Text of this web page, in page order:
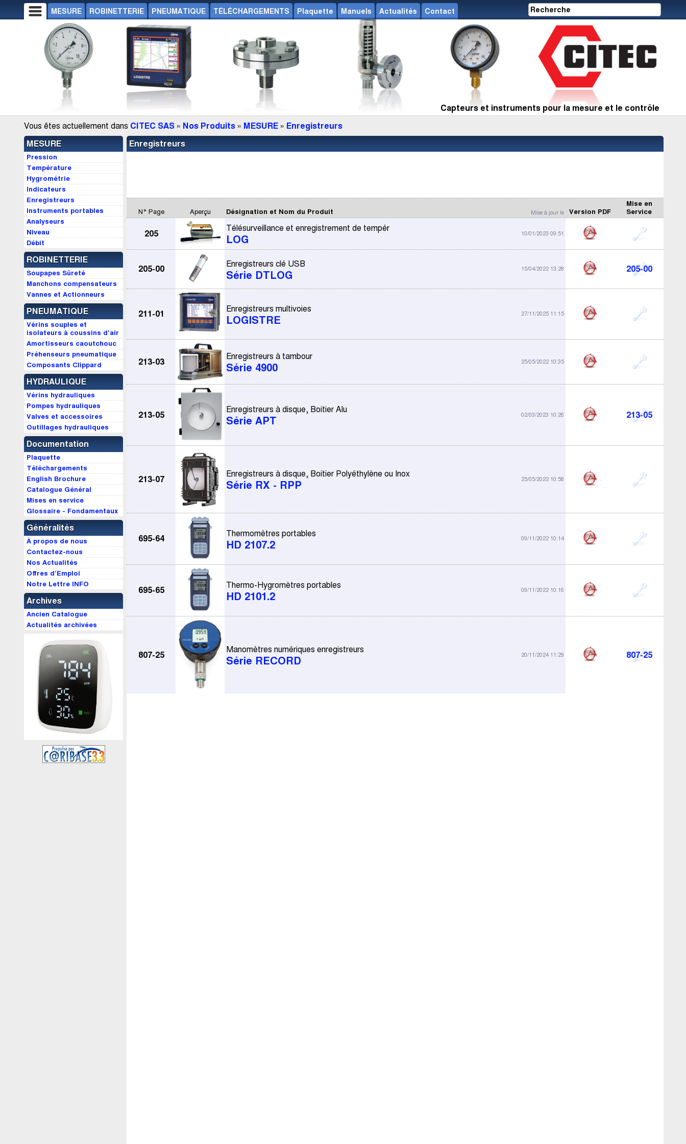
MESURE ROBINETTERIE PNEUMATIQUE TÉLÉCHARGEMENTS Plaquette Manuels Actualités Contact
Capteurs et instruments pour la mesure et le contrôle
Vous êtes actuellement dans CITEC SAS » Nos Produits » MESURE » Enregistreurs
MESURE
Pression
Température
Hygrométrie
Indicateurs
Enregistreurs
Instruments portables
Analyseurs
Niveau
Débit
ROBINETTERIE
Soupapes Sûreté
Manchons compensateurs
Vannes et Actionneurs
PNEUMATIQUE
Vérins souples et
isolateurs à coussins d'air
Amortisseurs caoutchouc
Préhenseurs pneumatique
Composants Clippard
HYDRAULIQUE
Vérins hydrauliques
Pompes hydrauliques
Valves et accessoires
Outillages hydrauliques
Documentation
Plaquette
Téléchargements
English Brochure
Catalogue Général
Mises en service
Glossaire - Fondamentaux
Généralités
À propos de nous
Contactez-nous
Nos Actualités
Offres d’Emploi
Notre Lettre INFO
Archives
Ancien Catalogue
Actualités archivées
Enregistreurs
N° Page Aperçu Désignation et Nom du Produit Mise à jour le Version PDF
Mise en
Service
205
Télésurveillance et enregistrement de tempér
LOG
10/01/2023 09:51 205
205-00
Enregistreurs clé USB
Série DTLOG
15/04/2022 13:28 205-00
211-01
Enregistreurs multivoies
LOGISTRE
27/11/2025 11:15 211-01
213-03
Enregistreurs à tambour
Série 4900
25/05/2022 10:35 213-03
213-05
Enregistreurs à disque, Boitier Alu
Série APT
02/03/2023 10:26 213-05
213-07
Enregistreurs à disque, Boitier Polyéthylène ou Inox
Série RX - RPP
25/05/2022 10:58 213-07
695-64
Thermomètres portables
HD 2107.2
09/11/2022 10:14 695-64
695-65
Thermo-Hygromètres portables
HD 2101.2
09/11/2022 10:16 695-65
807-25
Manomètres numériques enregistreurs
Série RECORD
20/11/2024 11:29 807-25